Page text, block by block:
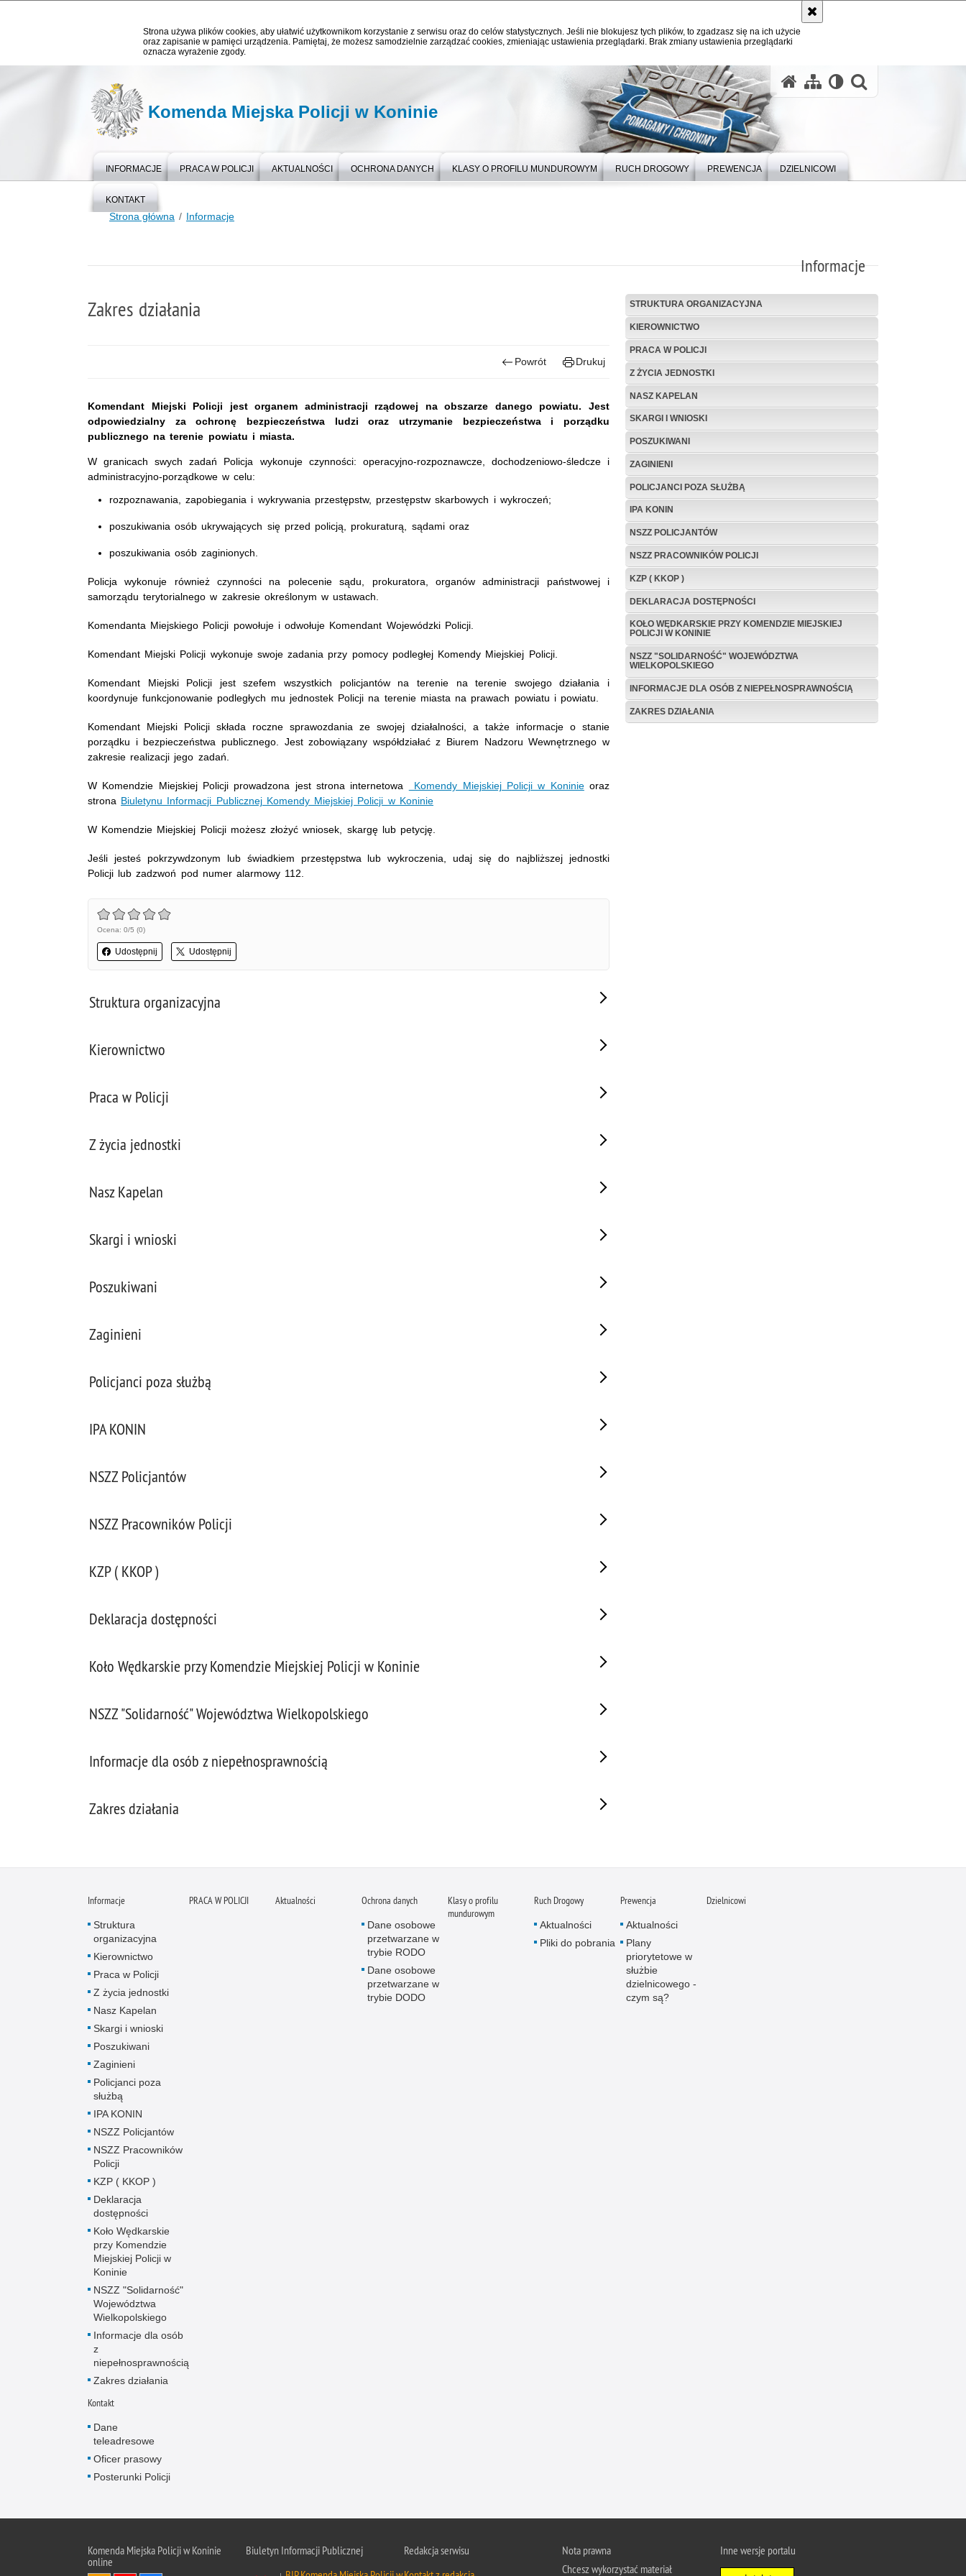
Strona używa plików cookies, aby ułatwić użytkownikom korzystanie z serwisu oraz do celów statystycznych. Jeśli nie blokujesz tych plików, to zgadzasz się na ich użycie
oraz zapisanie w pamięci urządzenia. Pamiętaj, że możesz samodzielnie zarządzać cookies, zmieniając ustawienia przeglądarki. Brak zmiany ustawienia przeglądarki
oznacza wyrażenie zgody.
Komenda Miejska Policji w Koninie
INFORMACJE PRACA W POLICJI AKTUALNOŚCI OCHRONA DANYCH KLASY O PROFILU MUNDUROWYM RUCH DROGOWY PREWENCJA DZIELNICOWI
KONTAKT
Strona główna Informacje
Informacje
STRUKTURA ORGANIZACYJNA
KIEROWNICTWO
PRACA W POLICJI
Z ŻYCIA JEDNOSTKI
NASZ KAPELAN
SKARGI I WNIOSKI
POSZUKIWANI
ZAGINIENI
POLICJANCI POZA SŁUŻBĄ
IPA KONIN
NSZZ POLICJANTÓW
NSZZ PRACOWNIKÓW POLICJI
KZP ( KKOP )
DEKLARACJA DOSTĘPNOŚCI
KOŁO WĘDKARSKIE PRZY KOMENDZIE MIEJSKIEJ
POLICJI W KONINIE
NSZZ "SOLIDARNOŚĆ" WOJEWÓDZTWA
WIELKOPOLSKIEGO
INFORMACJE DLA OSÓB Z NIEPEŁNOSPRAWNOŚCIĄ
ZAKRES DZIAŁANIA
Zakres działania
Powrót Drukuj
Komendant Miejski Policji jest organem administracji rządowej na obszarze danego powiatu. Jest
odpowiedzialny za ochronę bezpieczeństwa ludzi oraz utrzymanie bezpieczeństwa i porządku
publicznego na terenie powiatu i miasta.
W granicach swych zadań Policja wykonuje czynności: operacyjno-rozpoznawcze, dochodzeniowo-śledcze i
administracyjno-porządkowe w celu:
rozpoznawania, zapobiegania i wykrywania przestępstw, przestępstw skarbowych i wykroczeń;
poszukiwania osób ukrywających się przed policją, prokuraturą, sądami oraz
poszukiwania osób zaginionych.
Policja wykonuje również czynności na polecenie sądu, prokuratora, organów administracji państwowej i
samorządu terytorialnego w zakresie określonym w ustawach.
Komendanta Miejskiego Policji powołuje i odwołuje Komendant Wojewódzki Policji.
Komendant Miejski Policji wykonuje swoje zadania przy pomocy podległej Komendy Miejskiej Policji.
Komendant Miejski Policji jest szefem wszystkich policjantów na terenie na terenie swojego działania i
koordynuje funkcjonowanie podległych mu jednostek Policji na terenie miasta na prawach powiatu i powiatu.
Komendant Miejski Policji składa roczne sprawozdania ze swojej działalności, a także informacje o stanie
porządku i bezpieczeństwa publicznego. Jest zobowiązany współdziałać z Biurem Nadzoru Wewnętrznego w
zakresie realizacji jego zadań.
W Komendzie Miejskiej Policji prowadzona jest strona internetowa Komendy Miejskiej Policji w Koninieoraz
strona Biuletynu Informacji Publicznej Komendy Miejskiej Policji w Koninie
W Komendzie Miejskiej Policji możesz złożyć wniosek, skargę lub petycję.
Jeśli jesteś pokrzywdzonym lub świadkiem przestępstwa lub wykroczenia, udaj się do najbliższej jednostki
Policji lub zadzwoń pod numer alarmowy 112.
Ocena: 0/5 (0)
Udostępnij Udostępnij
Struktura organizacyjna
Kierownictwo
Praca w Policji
Z życia jednostki
Nasz Kapelan
Skargi i wnioski
Poszukiwani
Zaginieni
Policjanci poza służbą
IPA KONIN
NSZZ Policjantów
NSZZ Pracowników Policji
KZP ( KKOP )
Deklaracja dostępności
Koło Wędkarskie przy Komendzie Miejskiej Policji w Koninie
NSZZ "Solidarność" Województwa Wielkopolskiego
Informacje dla osób z niepełnosprawnością
Zakres działania
Informacje
Struktura
organizacyjna
Kierownictwo
Praca w Policji
Z życia jednostki
Nasz Kapelan
Skargi i wnioski
Poszukiwani
Zaginieni
Policjanci poza
służbą
IPA KONIN
NSZZ Policjantów
NSZZ Pracowników
Policji
KZP ( KKOP )
Deklaracja
dostępności
Koło Wędkarskie
przy Komendzie
Miejskiej Policji w
Koninie
NSZZ "Solidarność"
Województwa
Wielkopolskiego
Informacje dla osób
z
niepełnosprawnością
Zakres działania
PRACA W POLICJI Aktualności Ochrona danych
Dane osobowe
przetwarzane w
trybie RODO
Dane osobowe
przetwarzane w
trybie DODO
Klasy o profilu
mundurowym
Ruch Drogowy
Aktualności
Pliki do pobrania
Prewencja
Aktualności
Plany
priorytetowe w
służbie
dzielnicowego -
czym są?
Dzielnicowi
Kontakt
Dane
teleadresowe
Oficer prasowy
Posterunki Policji
Komenda Miejska Policji w Koninie
online
Biuletyn Informacji Publicznej
Redakcja serwisu
Nota prawna
Chcesz wykorzystać materiał
Inne wersje portalu